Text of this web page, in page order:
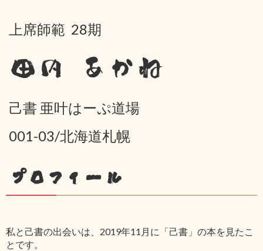
上席師範 28期
田内 あかね
己書 亜叶はーぷ道場
001-03/北海道札幌
プロフィール
私と己書の出会いは、2019年11月に「己書」の本を見たこ
とです。